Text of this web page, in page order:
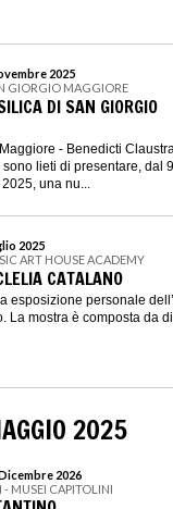
2025
GIORGIO MAGGIORE
DI SAN GIORGIO
- Benedicti
lieti di presentare, dal 9
una nu...
2025
ART HOUSE ACADEMY
CATALANO
esposizione personale
La mostra è composta da
2025
2026
- MUSEI CAPITOLINI